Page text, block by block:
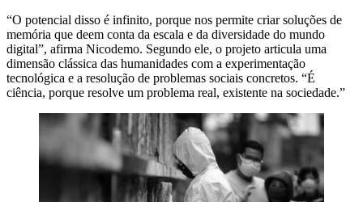
“O potencial disso é infinito, porque nos permite criar soluções de
memória que deem conta da escala e da diversidade do mundo
digital”, afirma Nicodemo. Segundo ele, o projeto articula uma
dimensão clássica das humanidades com a experimentação
tecnológica e a resolução de problemas sociais concretos. “É
ciência, porque resolve um problema real, existente na sociedade.”